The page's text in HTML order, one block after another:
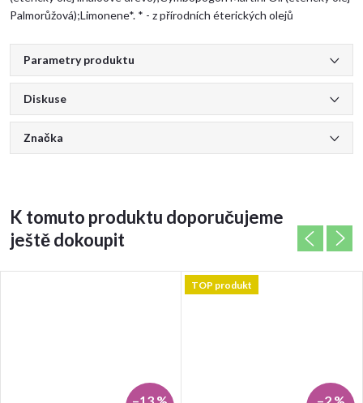
Palmorůžová);Limonene*. * - z přírodních éterických olejů
Parametry produktu
Diskuse
Značka
K tomuto produktu doporučujeme
ještě dokoupit
–13 %
TOP produkt
–2 %